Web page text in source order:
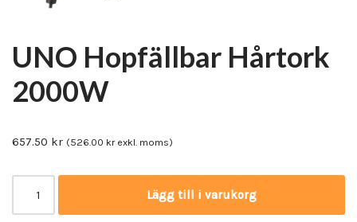
UNO Hopfällbar Hårtork
2000W
657.50 kr (526.00 krexkl. moms)
Lägg till i varukorg